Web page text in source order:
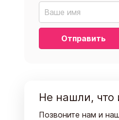
Отправить
Не нашли, что
Позвоните нам и